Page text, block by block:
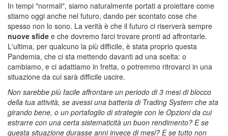
In tempi "normali", siamo naturalmente portati a proiettare come
stiamo oggi anche nel futuro, dando per scontato cose che
spesso non lo sono. La verità è che il futuro ci riserverà sempre
nuove sfide e che dovremo farci trovare pronti ad affrontarle.
L'ultima, per qualcuno la più difficile, è stata proprio questa
Pandemia, che ci sta mettendo davanti ad una scelta: o
cambiamo, e ci adattiamo in fretta, o potremmo ritrovarci in una
situazione da cui sarà difficile uscire.
Non sarebbe più facile affrontare un periodo di 3 mesi di blocco
della tua attività, se avessi una batteria di Trading System che sta
girando bene, o un portafoglio di strategie con le Opzioni da cui
estrarre con una certa sistematicità un buon rendimento? E se
questa situazione durasse anni invece di mesi? E se tutto non